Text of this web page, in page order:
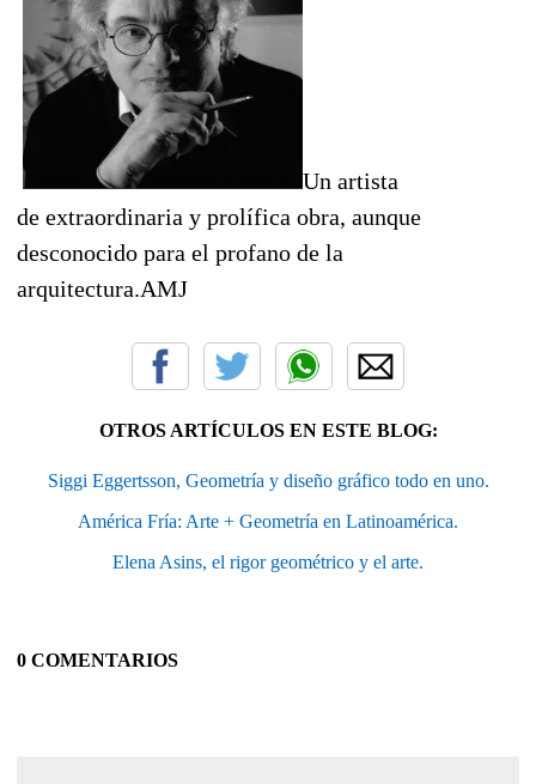
Un artista
de extraordinaria y prolífica obra, aunque
desconocido para el profano de la
arquitectura.AMJ
OTROS ARTÍCULOS EN ESTE BLOG:
Siggi Eggertsson, Geometría y diseño gráfico todo en uno.
América Fría: Arte + Geometría en Latinoamérica.
Elena Asins, el rigor geométrico y el arte.
0 COMENTARIOS